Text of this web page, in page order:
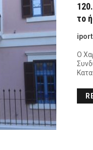
το
Ο